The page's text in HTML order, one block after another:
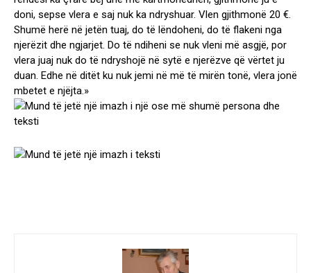
doni, sepse vlera e saj nuk ka ndryshuar. Vlen gjithmonë 20 €.
Shumë herë në jetën tuaj, do të lëndoheni, do të flakeni nga
njerëzit dhe ngjarjet. Do të ndiheni se nuk vleni më asgjë, por
vlera juaj nuk do të ndryshojë në sytë e njerëzve që vërtet ju
duan. Edhe në ditët ku nuk jemi në më të mirën tonë, vlera jonë
mbetet e njëjta.»